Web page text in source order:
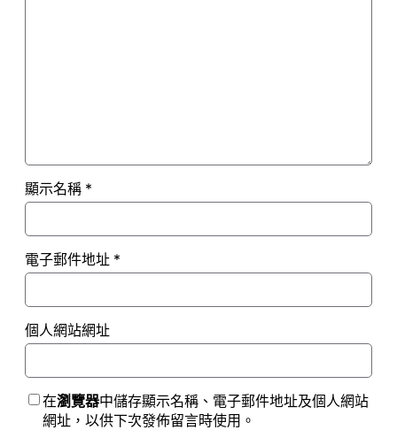
顯示名稱 *
電子郵件地址 *
個人網站網址
在瀏覽器中儲存顯示名稱、電子郵件地址及個人網站
網址，以供下次發佈留言時使用。